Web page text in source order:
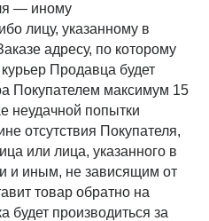
— иному
лицу, указанному в
адресу, по которому
Продавца будет
Покупателем максимум 15
неудачной попытки
отсутствия Покупателя,
или лица, указанного в
и иным, не зависящим от
товар обратно на
будет производиться за